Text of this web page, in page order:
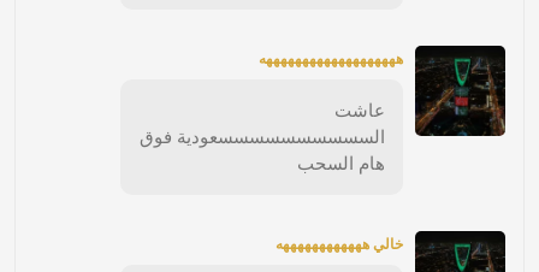
هههههههههههههههههههه
عاشت
السسسسسسسسسسعودية فوق
هام السحب
خالي ههههههههههههه